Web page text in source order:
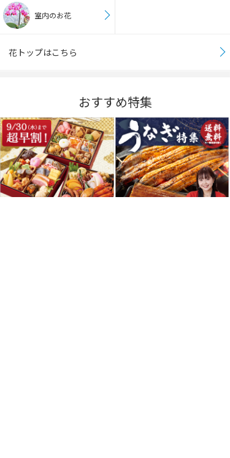
室内のお花
花トップはこちら
おすすめ特集